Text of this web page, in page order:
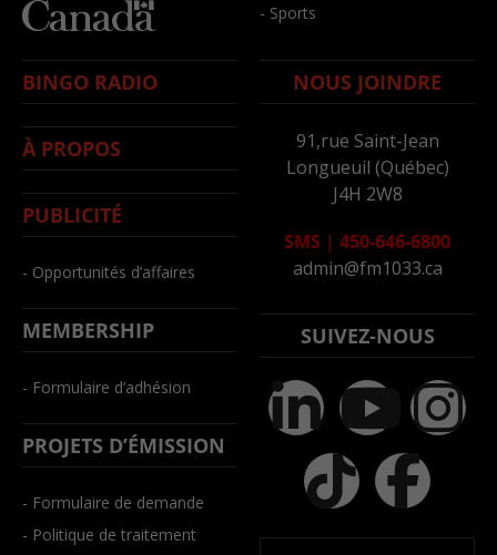
- Sports
BINGO RADIO
À PROPOS
PUBLICITÉ
- Opportunités d’affaires
MEMBERSHIP
- Formulaire d’adhésion
PROJETS D’ÉMISSION
- Formulaire de demande
- Politique de traitement
NOUS JOINDRE
91,rue Saint-Jean
Longueuil (Québec)
J4H 2W8
SMS | 450-646-6800
admin@fm1033.ca
SUIVEZ-NOUS